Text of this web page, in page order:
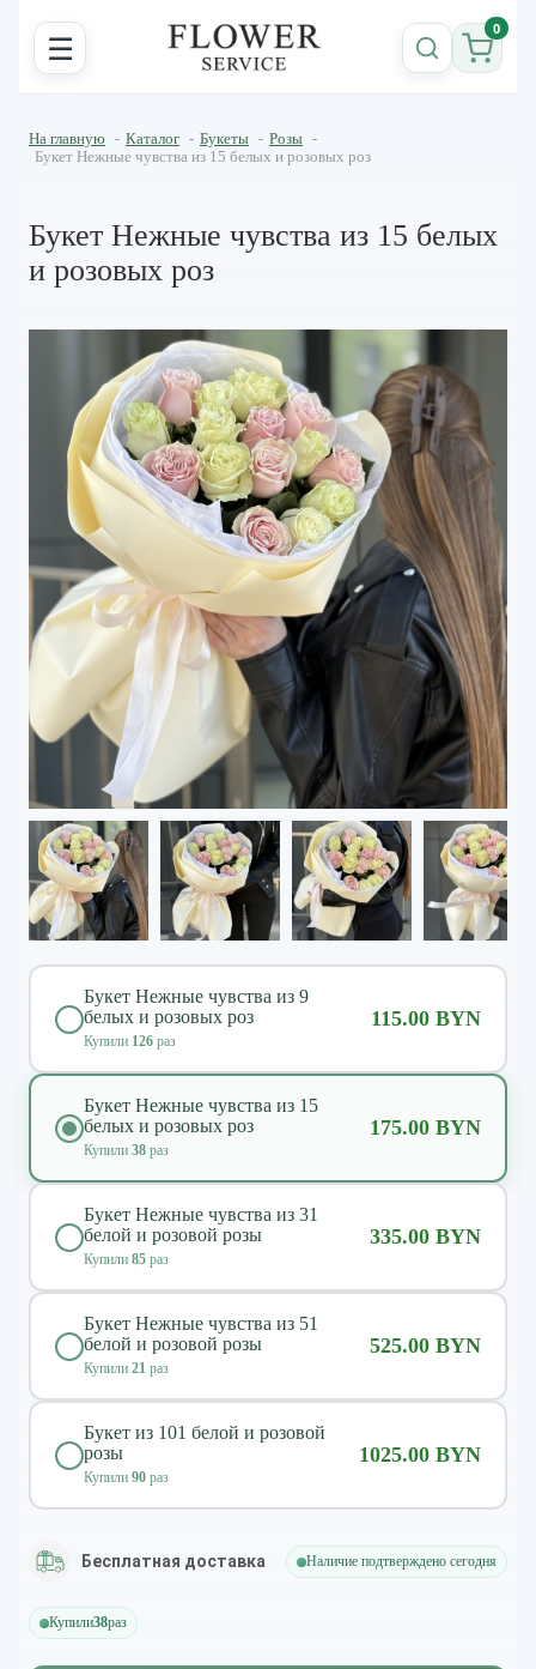
☰ 0
На главную - Каталог - Букеты - Розы -
Букет Нежные чувства из 15 белых и розовых роз
Букет Нежные чувства из 15 белых
и розовых роз
Букет Нежные чувства из 9
белых и розовых роз
Купили 126 раз
115.00 BYN
Букет Нежные чувства из 15
белых и розовых роз
Купили 38 раз
175.00 BYN
Букет Нежные чувства из 31
белой и розовой розы
Купили 85 раз
335.00 BYN
Букет Нежные чувства из 51
белой и розовой розы
Купили 21 раз
525.00 BYN
Букет из 101 белой и розовой
розы
Купили 90 раз
1025.00 BYN
Бесплатная доставка Наличие подтверждено сегодня
Купили38раз